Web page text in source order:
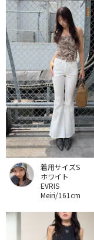
着用サイズS
ホワイト
EVRIS
Meiri/161cm